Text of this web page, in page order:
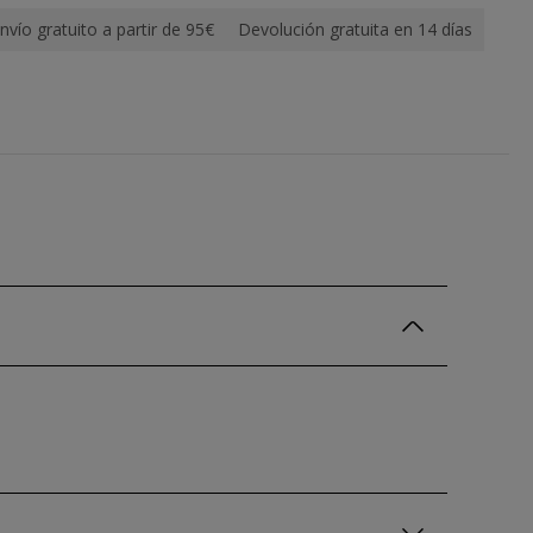
gratuito a partir de 95€ Devolución gratuita en 14 días